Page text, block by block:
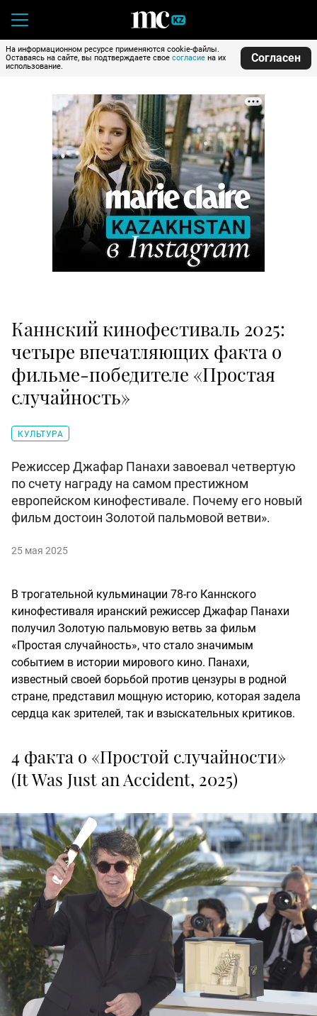
На информационном ресурсе применяются cookie-файлы.
Оставаясь на сайте, вы подтверждаете свое согласие на их
использование.
Согласен
Каннский кинофестиваль 2025:
четыре впечатляющих факта о
фильме-победителе «Простая
случайность»
КУЛЬТУРА
Режиссер Джафар Панахи завоевал четвертую
по счету награду на самом престижном
европейском кинофестивале. Почему его новый
фильм достоин Золотой пальмовой ветви».
25 мая 2025
В трогательной кульминации 78-го Каннского
кинофестиваля иранский режиссер Джафар Панахи
получил Золотую пальмовую ветвь за фильм
«Простая случайность», что стало значимым
событием в истории мирового кино. Панахи,
известный своей борьбой против цензуры в родной
стране, представил мощную историю, которая задела
сердца как зрителей, так и взыскательных критиков.
4 факта о «Простой случайности»
(It Was Just an Accident, 2025)